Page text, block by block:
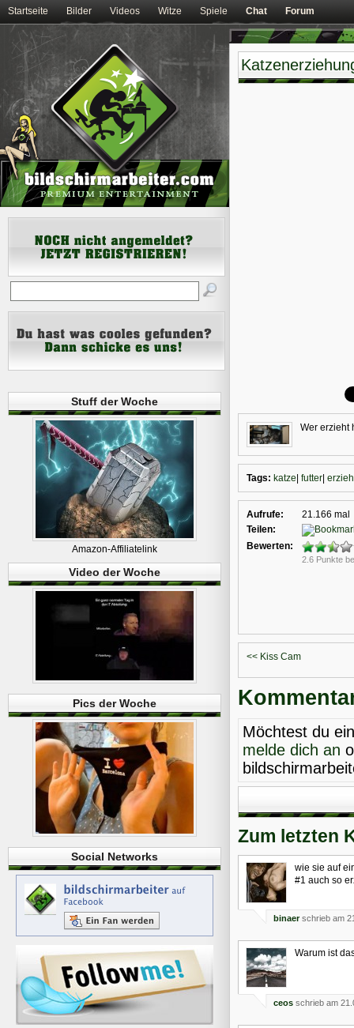
Startseite Bilder Videos Witze Spiele Chat Forum
Wer erzieht
Tags: katze| futter|
Aufrufe:
21.166 mal
Teilen:
Bewerten:
2.6 Punkte
<< Kiss Cam
Möchtest du
melde dich an
Zum letzten
wie sie auf
#1 auch so
binaerschrieb am
Warum ist
ceos schrieb am
Stuff der Woche
Amazon-Affiliatelink
Video der Woche
Pics der Woche
Social Networks